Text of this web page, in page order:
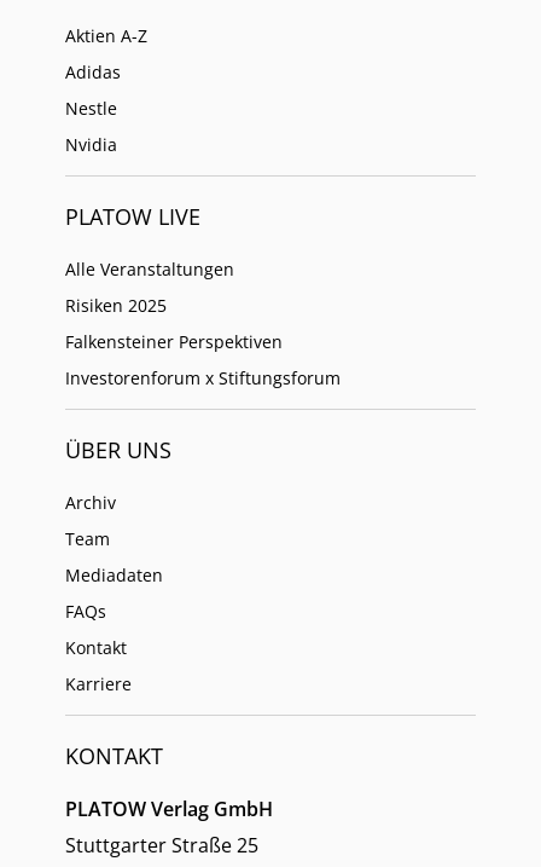
Aktien A-Z
Adidas
Nestle
Nvidia
PLATOW LIVE
Alle Veranstaltungen
Risiken 2025
Falkensteiner Perspektiven
Investorenforum x Stiftungsforum
ÜBER UNS
Archiv
Team
Mediadaten
FAQs
Kontakt
Karriere
KONTAKT
PLATOW Verlag GmbH
Stuttgarter Straße 25